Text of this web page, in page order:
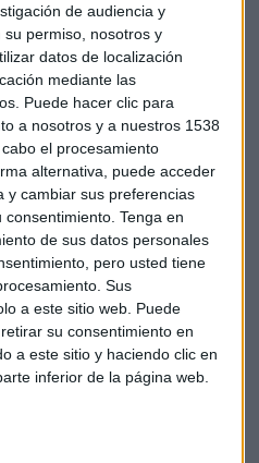
de audiencia y
su permiso, nosotros y
datos de localización
mediante las
Puede hacer clic para
a nosotros y a nuestros 1538
el procesamiento
alternativa, puede acceder
y cambiar sus preferencias
Tenga en
de sus datos personales
pero usted tiene
Sus
a este sitio web. Puede
su consentimiento en
a este sitio y haciendo clic en
inferior de la página web.
es una de las mejores
ante las dudas que
la valoración de la
de tipos de interés en
que empiece un periodo de
posibilidad ha ganado
Monetario Internacional
sus previsiones de
comercial entreEEUU y
Asesores